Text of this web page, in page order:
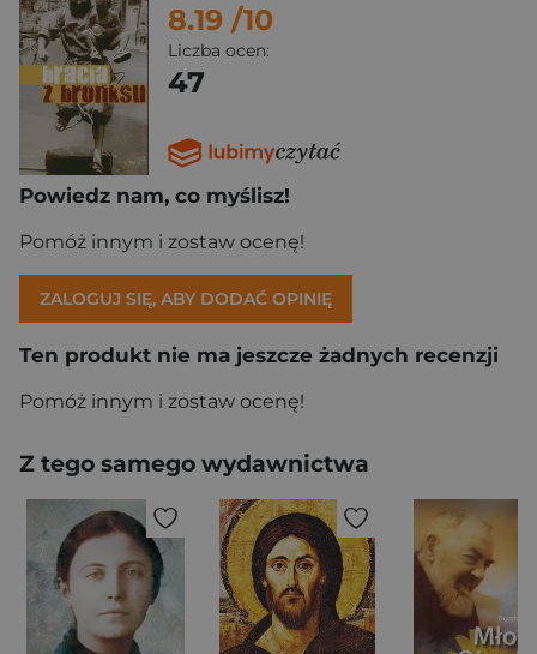
8.19 /10
Liczba ocen:
47
Powiedz nam, co myślisz!
Pomóż innym i zostaw ocenę!
ZALOGUJ SIĘ, ABY DODAĆ OPINIĘ
Ten produkt nie ma jeszcze żadnych recenzji
Pomóż innym i zostaw ocenę!
Z tego samego wydawnictwa